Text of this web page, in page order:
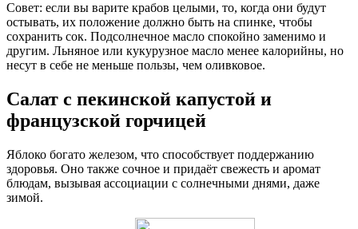
Совет: если вы варите крабов целыми, то, когда они будут
остывать, их положение должно быть на спинке, чтобы
сохранить сок. Подсолнечное масло спокойно заменимо и
другим. Льняное или кукурузное масло менее калорийны, но
несут в себе не меньше пользы, чем оливковое.
Салат с пекинской капустой и
французской горчицей
Яблоко богато железом, что способствует поддержанию
здоровья. Оно также сочное и придаёт свежесть и аромат
блюдам, вызывая ассоциации с солнечными днями, даже
зимой.